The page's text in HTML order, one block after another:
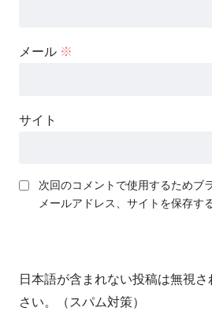
メール ※
サイト
次回のコメントで使用するためブ
メールアドレス、サイトを保存する
日本語が含まれない投稿は無視
さい。（スパム対策）